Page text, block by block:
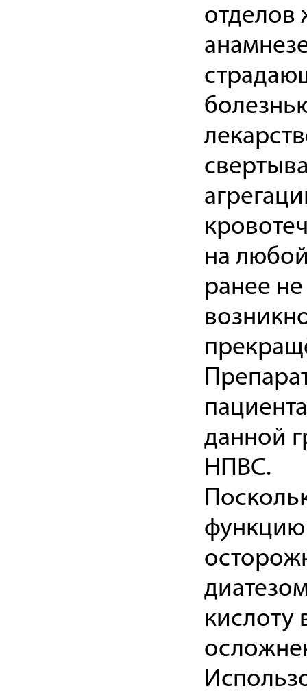
отделов
на
ранее
данной
НПВС.
функцию
кислоту